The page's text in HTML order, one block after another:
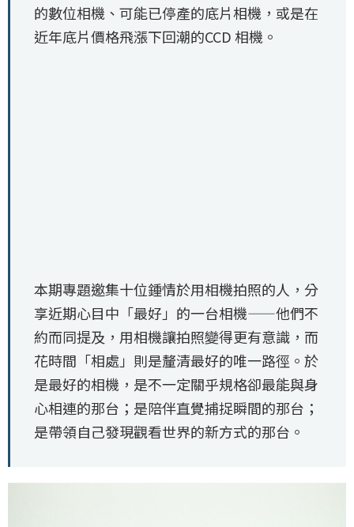
的數位相機、可能已停產的底片相機，或是在
近年底片價格飛漲下回潮的CCD 相機。
本期專題邀集十位鍾情於用相機拍照的人，分
享近期心目中「最好」的一台相機——他們不
約而同提及，用相機讓拍照變得更有意識，而
花時間「相處」則是釐清最好的唯一路徑。於
是最好的相機，是不一定關乎規格卻最能與身
心相連的那台；是陪伴直覺捕捉瞬間的那台；
是帶領自己發現觀看世界的新方式的那台。